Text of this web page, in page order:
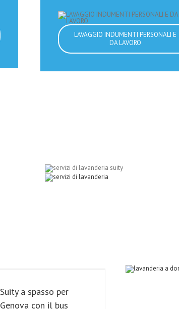
LAVAGGIO INDUMENTI PERSONALI E
DA LAVORO
Suity a spasso per
Genova con il bus